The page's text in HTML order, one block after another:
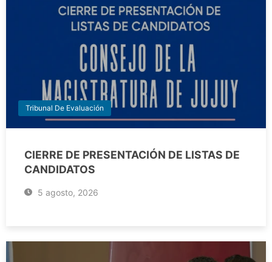
Tribunal De Evaluación
CIERRE DE PRESENTACIÓN DE LISTAS DE
CANDIDATOS
5 agosto, 2026